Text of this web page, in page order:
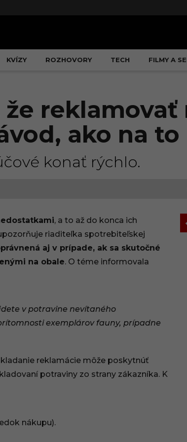
KVÍZY ROZHOVORY TECH FILMY A
reklamovať
ako na to
konať rýchlo.
, a to až do konca ich
riaditeľka spotrebiteľskej
aj v prípade, ak sa skutočné
na obale. O téme informovala
v potravine nevítaného
exemplárov fauny, prípadne
reklamácie môže poskytnúť
potraviny zo strany zákazníka. K
nákupu).